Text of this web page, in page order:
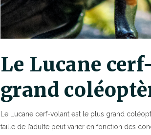
Le Lucane
grand
Le Lucane cerf-volant est le plus grand
taille de l’adulte peut varier en fonction des